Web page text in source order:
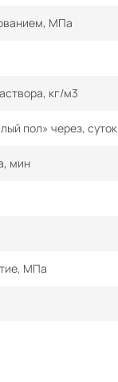
МПа
кг/м3
пол» через, суток
мин
МПа